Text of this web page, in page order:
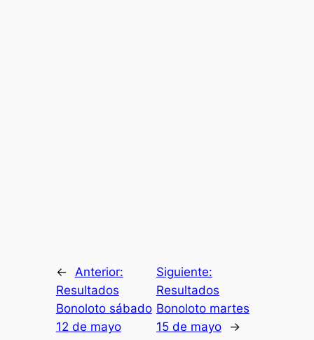
← Anterior:
Resultados
Bonoloto sábado
12 de mayo
Siguiente:
Resultados
Bonoloto martes
15 de mayo
→